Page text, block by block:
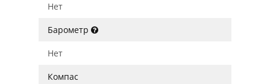
Нет
Барометр
Нет
Компас